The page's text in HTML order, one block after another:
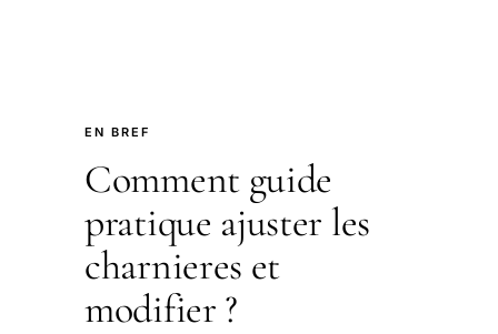
EN BREF
Comment guide
pratique ajuster les
charnieres et
modifier ?